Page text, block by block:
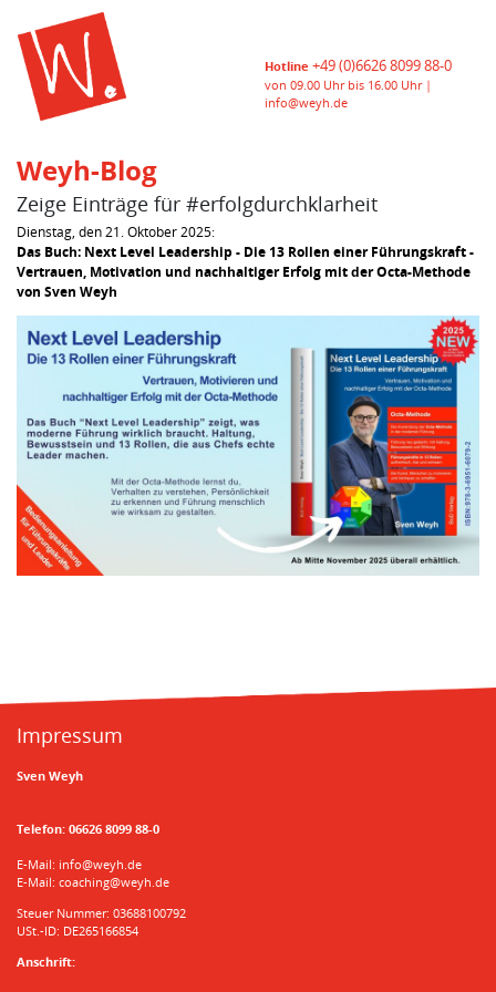
Hotline +49 (0)6626 8099 88-0
von 09.00 Uhr bis 16.00 Uhr |
info@weyh.de
Weyh-Blog
Zeige Einträge für #erfolgdurchklarheit
Dienstag, den 21. Oktober 2025:
Das Buch: Next Level Leadership - Die 13 Rollen einer Führungskraft -
Vertrauen, Motivation und nachhaltiger Erfolg mit der Octa-Methode
von Sven Weyh
Impressum
Sven Weyh
Telefon: 06626 8099 88-0
E-Mail: info@weyh.de
E-Mail: coaching@weyh.de
Steuer Nummer: 03688100792
USt.-ID: DE265166854
Anschrift: